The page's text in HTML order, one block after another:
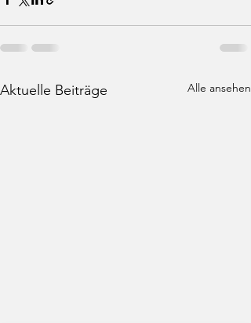
Aktuelle Beiträge Alle ansehen